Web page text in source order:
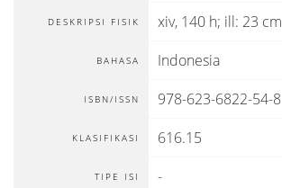
DESKRIPSI FISIK xiv, 140 h; ill: 23 cm
BAHASA Indonesia
ISBN/ISSN 978-623-6822-54-8
KLASIFIKASI 616.15
TIPE ISI -